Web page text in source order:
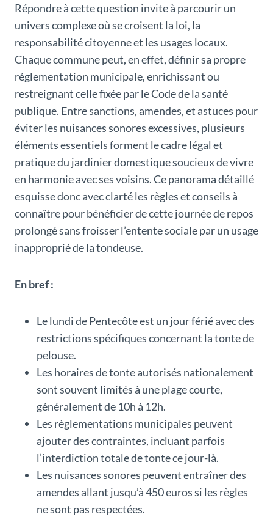
Répondre à cette question invite à parcourir un
univers complexe où se croisent la loi, la
responsabilité citoyenne et les usages locaux.
Chaque commune peut, en effet, définir sa propre
réglementation municipale, enrichissant ou
restreignant celle fixée par le Code de la santé
publique. Entre sanctions, amendes, et astuces pour
éviter les nuisances sonores excessives, plusieurs
éléments essentiels forment le cadre légal et
pratique du jardinier domestique soucieux de vivre
en harmonie avec ses voisins. Ce panorama détaillé
esquisse donc avec clarté les règles et conseils à
connaître pour bénéficier de cette journée de repos
prolongé sans froisser l’entente sociale par un usage
inapproprié de la tondeuse.
En bref :
Le lundi de Pentecôte est un jour férié avec des
restrictions spécifiques concernant la tonte de
pelouse.
Les horaires de tonte autorisés nationalement
sont souvent limités à une plage courte,
généralement de 10h à 12h.
Les règlementations municipales peuvent
ajouter des contraintes, incluant parfois
l’interdiction totale de tonte ce jour-là.
Les nuisances sonores peuvent entraîner des
amendes allant jusqu’à 450 euros si les règles
ne sont pas respectées.